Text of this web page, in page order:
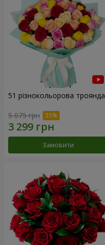
51 різнокольорова троянда
5 075 грн
Замовити